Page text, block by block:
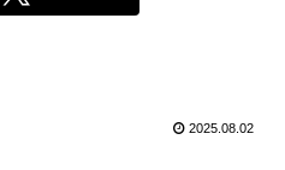
2025.08.02